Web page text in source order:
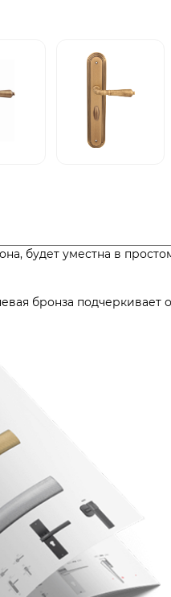
будет уместна в
бронза подчеркивает